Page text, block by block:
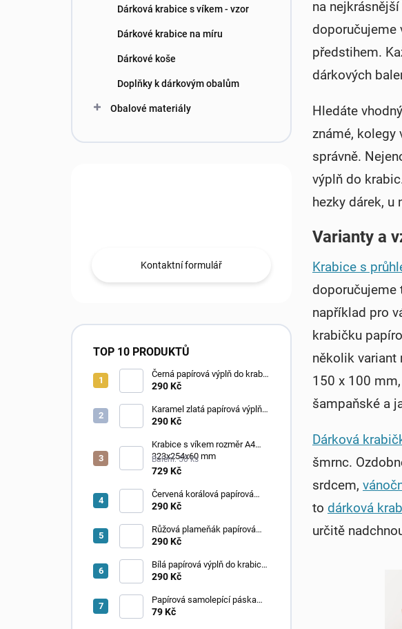
Dárková krabice s víkem - vzor
Dárkové krabice na míru
Dárkové koše
Doplňky k dárkovým obalům
Obalové materiály
Kontaktní formulář
TOP 10 PRODUKTŮ
Černá papírová výplň do krabic
Fancypack
290 Kč
Karamel zlatá papírová výplň
do krabic Fancypack
290 Kč
Krabice s víkem rozměr A4
323x254x60 mm
Balení: 50 ks
729 Kč
Červená korálová papírová
výplň do krabic Fancypack
290 Kč
Růžová plameňák papírová
výplň do krabic Fancypack
290 Kč
Bílá papírová výplň do krabic
Fancypack
290 Kč
Papírová samolepící páska
hnědá solvent 50 m
79 Kč
na
doporučujeme
předstihem.
dárkových
Hledáte
známé, kolegy
správně.
výplň do
hezky dárek, u
Varianty a
Krabice s
doporučujeme
například pro
krabičku
několik variant
150 x 100
šampaňské a
Dárková
šmrnc.
srdcem,
to dárková
určitě